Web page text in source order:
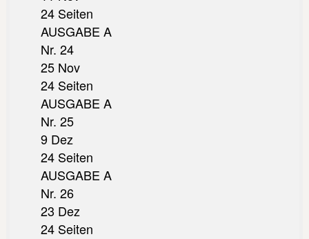
24 Seiten
AUSGABE A
Nr. 24
25 Nov
24 Seiten
AUSGABE A
Nr. 25
9 Dez
24 Seiten
AUSGABE A
Nr. 26
23 Dez
24 Seiten